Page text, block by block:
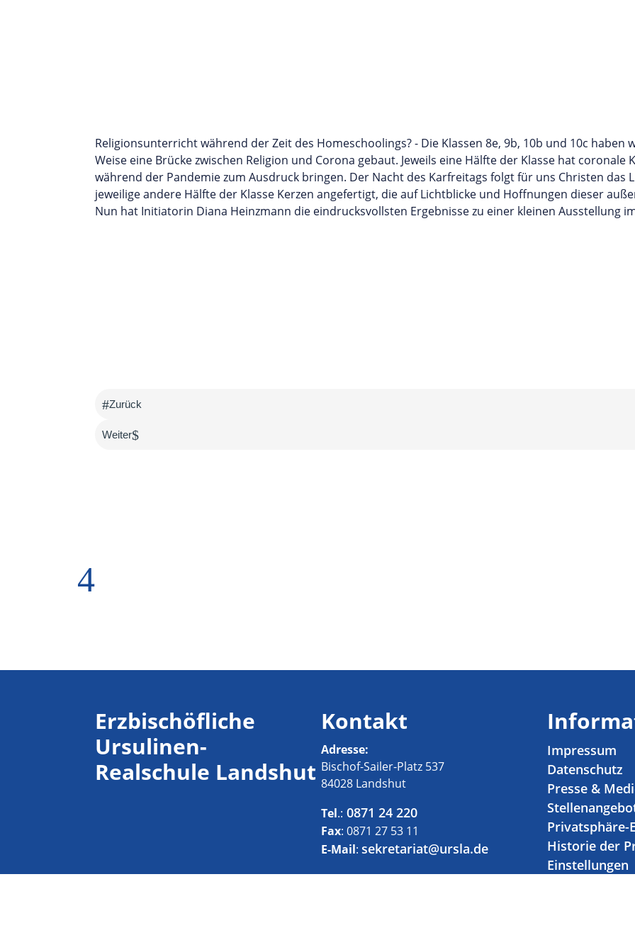
Religionsunterricht während der Zeit des Homeschoolings? - Die Klassen 8e, 9b, 10b und 10c haben
Weise eine Brücke zwischen Religion und Corona gebaut. Jeweils eine Hälfte der Klasse hat
während der Pandemie zum Ausdruck bringen. Der Nacht des Karfreitags folgt für uns Christen das
jeweilige andere Hälfte der Klasse Kerzen angefertigt, die auf Lichtblicke und Hoffnungen dieser
Nun hat Initiatorin Diana Heinzmann die eindrucksvollsten Ergebnisse zu einer kleinen Ausstellung
#Zurück
Weiter$
4
Erzbischöfliche
Ursulinen-
Realschule Landshut
Kontakt
Adresse:
Bischof-Sailer-Platz 537
84028 Landshut
Tel.: 0871 24 220
Fax: 0871 27 53 11
E-Mail:sekretariat@ursla.de
Impressum
Datenschutz
Presse &
Privatsphäre-
Historie der
Einstellungen